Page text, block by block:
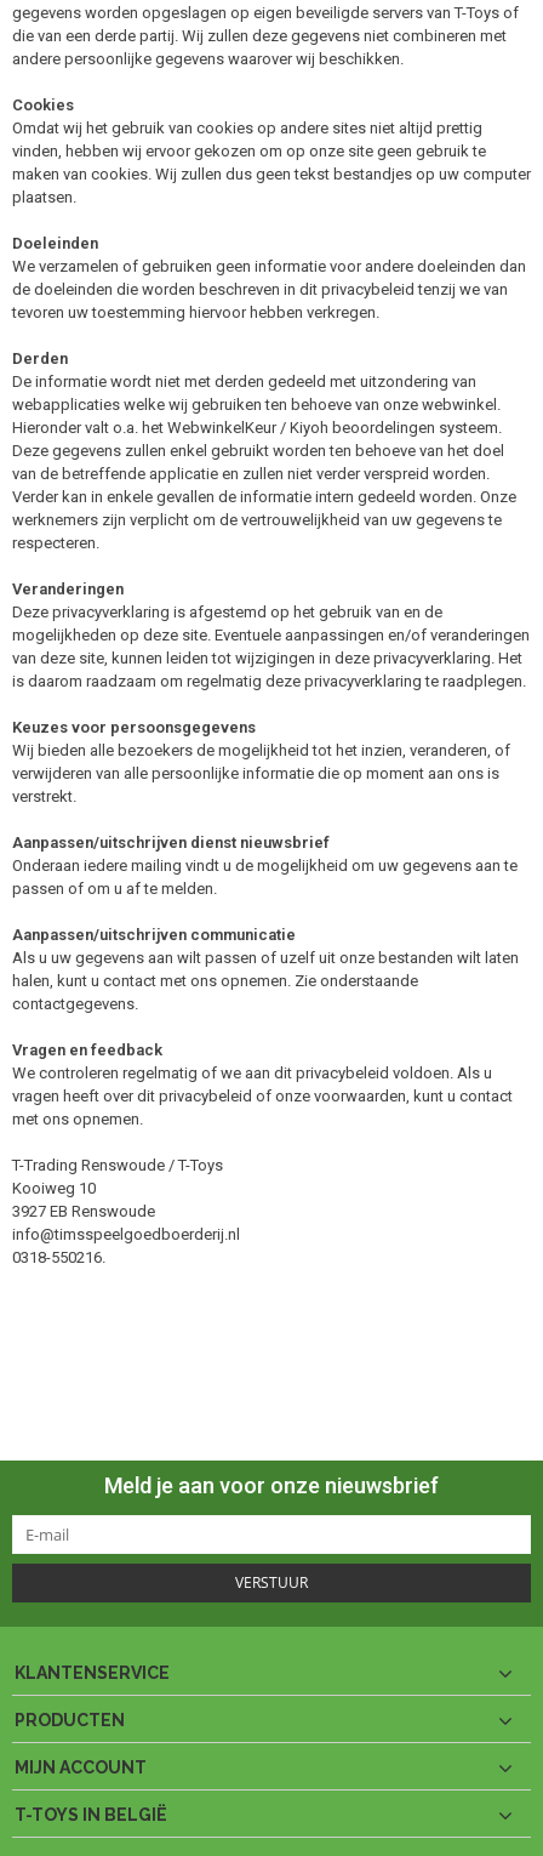
gegevens worden opgeslagen op eigen beveiligde servers van T-Toys of
die van een derde partij. Wij zullen deze gegevens niet combineren met
andere persoonlijke gegevens waarover wij beschikken.
Cookies
Omdat wij het gebruik van cookies op andere sites niet altijd prettig
vinden, hebben wij ervoor gekozen om op onze site geen gebruik te
maken van cookies. Wij zullen dus geen tekst bestandjes op uw computer
plaatsen.
Doeleinden
We verzamelen of gebruiken geen informatie voor andere doeleinden dan
de doeleinden die worden beschreven in dit privacybeleid tenzij we van
tevoren uw toestemming hiervoor hebben verkregen.
Derden
De informatie wordt niet met derden gedeeld met uitzondering van
webapplicaties welke wij gebruiken ten behoeve van onze webwinkel.
Hieronder valt o.a. het WebwinkelKeur / Kiyoh beoordelingen systeem.
Deze gegevens zullen enkel gebruikt worden ten behoeve van het doel
van de betreffende applicatie en zullen niet verder verspreid worden.
Verder kan in enkele gevallen de informatie intern gedeeld worden. Onze
werknemers zijn verplicht om de vertrouwelijkheid van uw gegevens te
respecteren.
Veranderingen
Deze privacyverklaring is afgestemd op het gebruik van en de
mogelijkheden op deze site. Eventuele aanpassingen en/of veranderingen
van deze site, kunnen leiden tot wijzigingen in deze privacyverklaring. Het
is daarom raadzaam om regelmatig deze privacyverklaring te raadplegen.
Keuzes voor persoonsgegevens
Wij bieden alle bezoekers de mogelijkheid tot het inzien, veranderen, of
verwijderen van alle persoonlijke informatie die op moment aan ons is
verstrekt.
Aanpassen/uitschrijven dienst nieuwsbrief
Onderaan iedere mailing vindt u de mogelijkheid om uw gegevens aan te
passen of om u af te melden.
Aanpassen/uitschrijven communicatie
Als u uw gegevens aan wilt passen of uzelf uit onze bestanden wilt laten
halen, kunt u contact met ons opnemen. Zie onderstaande
contactgegevens.
Vragen en feedback
We controleren regelmatig of we aan dit privacybeleid voldoen. Als u
vragen heeft over dit privacybeleid of onze voorwaarden, kunt u contact
met ons opnemen.
T-Trading Renswoude / T-Toys
Kooiweg 10
3927 EB Renswoude
info@timsspeelgoedboerderij.nl
0318-550216
Meld je aan voor onze nieuwsbrief
VERSTUUR
KLANTENSERVICE
PRODUCTEN
MIJN ACCOUNT
T-TOYS IN BELGIË